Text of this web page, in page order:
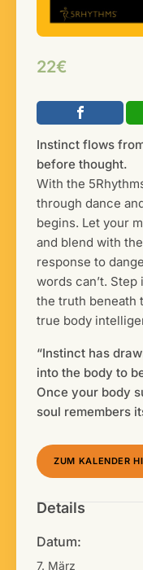
22€
Instinct flows
before thought.
With the
through dance
begins. Let your
and blend with
response to
words can’t.
the truth beneath
true body
“Instinct has
into the body to
Once your body
soul remembers
ZUM KALENDER
Details
Datum:
7. März